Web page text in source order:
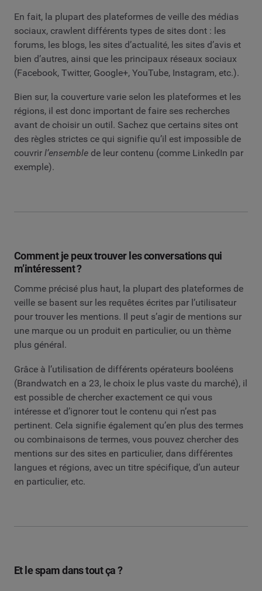
En fait, la plupart des plateformes de veille des médias
sociaux, crawlent différents types de sites dont : les
forums, les blogs, les sites d’actualité, les sites d’avis et
bien d’autres, ainsi que les principaux réseaux sociaux
(Facebook, Twitter, Google+, YouTube, Instagram, etc.).
Bien sur, la couverture varie selon les plateformes et les
régions, il est donc important de faire ses recherches
avant de choisir un outil. Sachez que certains sites ont
des règles strictes ce qui signifie qu’il est impossible de
couvrir l’ensemble de leur contenu (comme LinkedIn par
exemple).
Comment je peux trouver les conversations qui
m’intéressent ?
Comme précisé plus haut, la plupart des plateformes de
veille se basent sur les requêtes écrites par l’utilisateur
pour trouver les mentions. Il peut s’agir de mentions sur
une marque ou un produit en particulier, ou un thème
plus général.
Grâce à l’utilisation de différents opérateurs booléens
(Brandwatch en a 23, le choix le plus vaste du marché), il
est possible de chercher exactement ce qui vous
intéresse et d’ignorer tout le contenu qui n’est pas
pertinent. Cela signifie également qu’en plus des termes
ou combinaisons de termes, vous pouvez chercher des
mentions sur des sites en particulier, dans différentes
langues et régions, avec un titre spécifique, d’un auteur
en particulier, etc.
Et le spam dans tout ça ?